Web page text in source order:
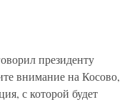
президенту
внимание на Косово,
с которой будет